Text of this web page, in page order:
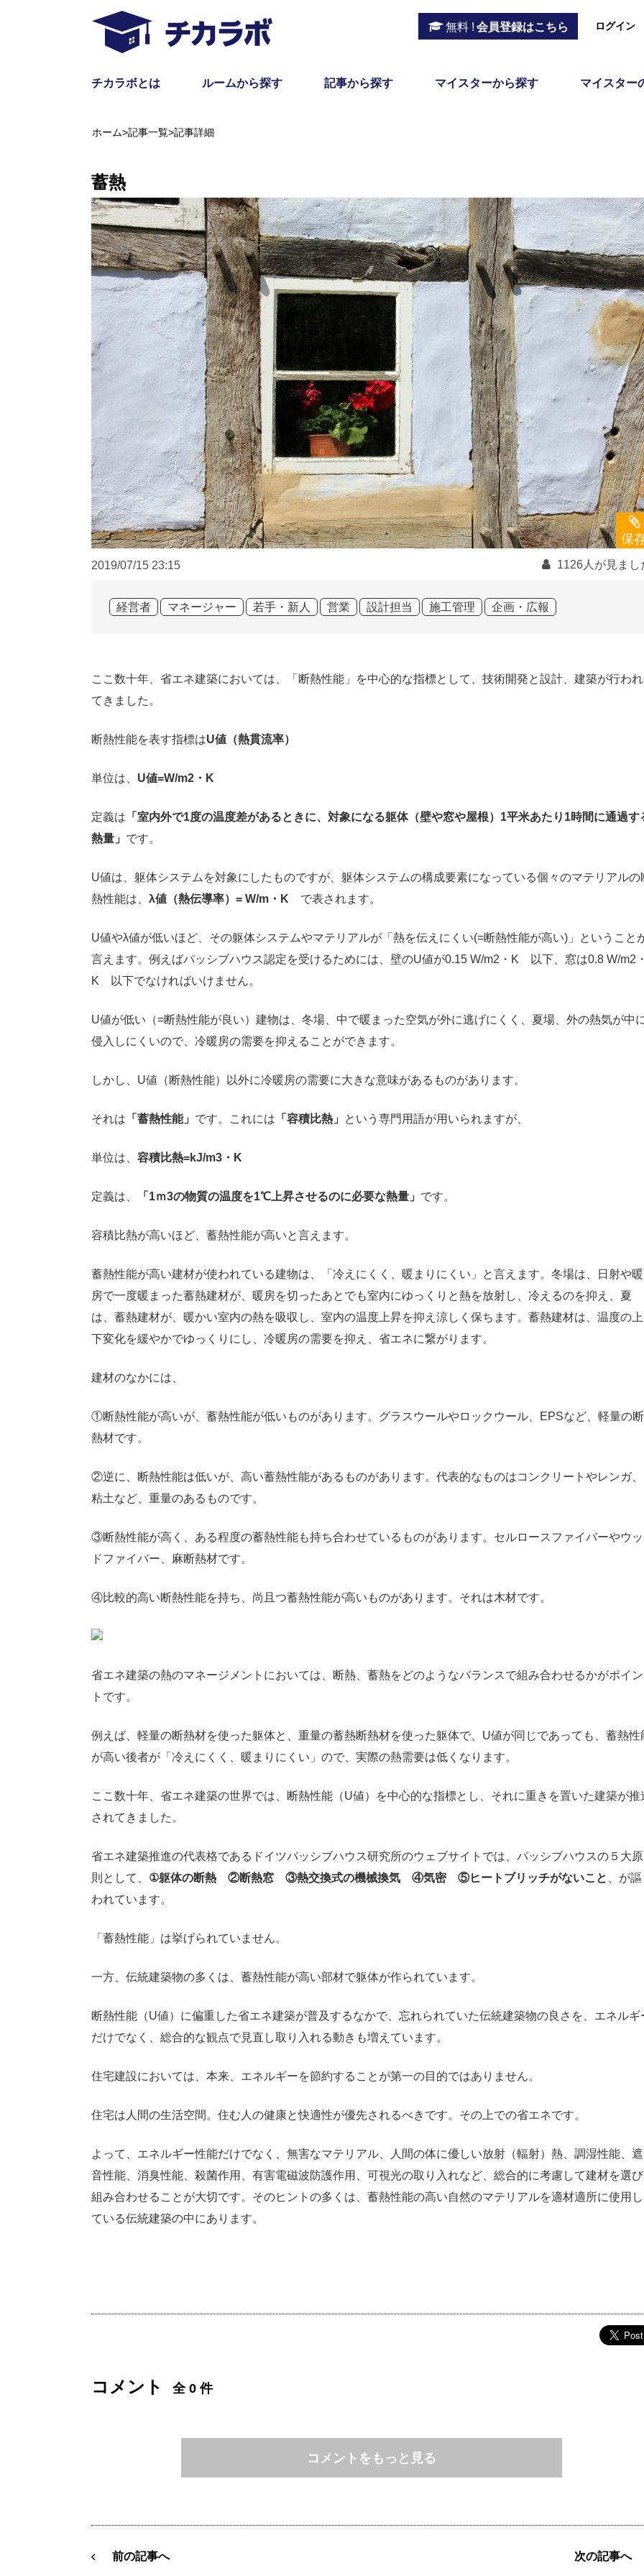
無料 ! 会員登録はこちら ログイン
チカラボとは ルームから探す 記事から探す マイスターから探す マイスター
ホーム>記事一覧>記事詳細
蓄熱
保
2019/07/15 23:15 1126人が見まし
経営者 マネージャー 若手・新人 営業 設計担当 施工管理 企画・広報
ここ数十年、省エネ建築においては、「断熱性能」を中心的な指標として、技術開発と設計、建築が行われ
てきました。
断熱性能を表す指標はU値（熱貫流率）
単位は、 U値=W/m2・K
定義は 「室内外で1度の温度差があるときに、対象になる躯体（壁や窓や屋根）1平米あたり1時間に通過す
熱量」 です。
U値は、躯体システムを対象にしたものですが、躯体システムの構成要素になっている個々のマテリアルの
熱性能は、 λ値（熱伝導率）= W/m・K で表されます。
U値やλ値が低いほど、その躯体システムやマテリアルが「熱を伝えにくい(=断熱性能が高い)」ということ
言えます。例えばパッシブハウス認定を受けるためには、壁のU値が0.15 W/m2・K 以下、窓は0.8 W/m2
K 以下でなければいけません。
U値が低い（=断熱性能が良い）建物は、冬場、中で暖まった空気が外に逃げにくく、夏場、外の熱気が中
侵入しにくいので、冷暖房の需要を抑えることができます。
しかし、U値（断熱性能）以外に冷暖房の需要に大きな意味があるものがあります。
それは 「蓄熱性能」 です。これには 「容積比熱」 という専門用語が用いられますが、
単位は、 容積比熱=kJ/m3・K
定義は、 「1ｍ3の物質の温度を1℃上昇させるのに必要な熱量」 です。
容積比熱が高いほど、蓄熱性能が高いと言えます。
蓄熱性能が高い建材が使われている建物は、「冷えにくく、暖まりにくい」と言えます。冬場は、日射や暖
房で一度暖まった蓄熱建材が、暖房を切ったあとでも室内にゆっくりと熱を放射し、冷えるのを抑え、夏
は、蓄熱建材が、暖かい室内の熱を吸収し、室内の温度上昇を抑え涼しく保ちます。蓄熱建材は、温度の上
下変化を緩やかでゆっくりにし、冷暖房の需要を抑え、省エネに繋がります。
建材のなかには、
①断熱性能が高いが、蓄熱性能が低いものがあります。グラスウールやロックウール、EPSなど、軽量の断
熱材です。
②逆に、断熱性能は低いが、高い蓄熱性能があるものがあります。代表的なものはコンクリートやレンガ、
粘土など、重量のあるものです。
③断熱性能が高く、ある程度の蓄熱性能も持ち合わせているものがあります。セルロースファイバーやウッ
ドファイバー、麻断熱材です。
④比較的高い断熱性能を持ち、尚且つ蓄熱性能が高いものがあります。それは木材です。
省エネ建築の熱のマネージメントにおいては、断熱、蓄熱をどのようなバランスで組み合わせるかがポイン
トです。
例えば、軽量の断熱材を使った躯体と、重量の蓄熱断熱材を使った躯体で、U値が同じであっても、蓄熱性
が高い後者が「冷えにくく、暖まりにくい」ので、実際の熱需要は低くなります。
ここ数十年、省エネ建築の世界では、断熱性能（U値）を中心的な指標とし、それに重きを置いた建築が推
されてきました。
省エネ建築推進の代表格であるドイツパッシブハウス研究所のウェブサイトでは、パッシブハウスの５大原
則として、 ①躯体の断熱 ②断熱窓 ③熱交換式の機械換気 ④気密 ⑤ヒートブリッチがないこと
、が謳
われています。
「蓄熱性能」は挙げられていません。
一方、伝統建築物の多くは、蓄熱性能が高い部材で躯体が作られています。
断熱性能（U値）に偏重した省エネ建築が普及するなかで、忘れられていた伝統建築物の良さを、エネルギ
だけでなく、総合的な観点で見直し取り入れる動きも増えています。
住宅建設においては、本来、エネルギーを節約することが第一の目的ではありません。
住宅は人間の生活空間。住む人の健康と快適性が優先されるべきです。その上での省エネです。
よって、エネルギー性能だけでなく、無害なマテリアル、人間の体に優しい放射（輻射）熱、調湿性能、遮
音性能、消臭性能、殺菌作用、有害電磁波防護作用、可視光の取り入れなど、総合的に考慮して建材を選び
組み合わせることが大切です。そのヒントの多くは、蓄熱性能の高い自然のマテリアルを適材適所に使用し
ている伝統建築の中にあります。
コメント 全 0 件
コメントをもっと見る
前の記事へ 次の記事へ